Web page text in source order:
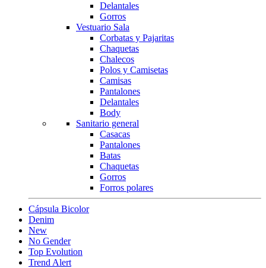
Delantales
Gorros
Vestuario Sala
Corbatas y Pajaritas
Chaquetas
Chalecos
Polos y Camisetas
Camisas
Pantalones
Delantales
Body
Sanitario general
Casacas
Pantalones
Batas
Chaquetas
Gorros
Forros polares
Cápsula Bicolor
Denim
New
No Gender
Top Evolution
Trend Alert